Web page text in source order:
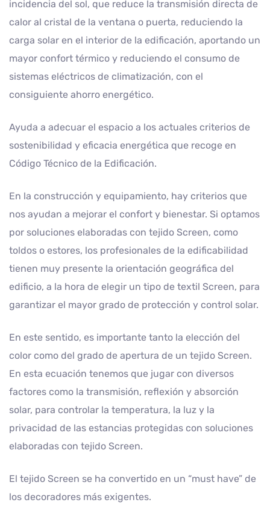
incidencia del sol, que reduce la transmisión directa de
calor al cristal de la ventana o puerta, reduciendo la
carga solar en el interior de la edificación, aportando un
mayor confort térmico y reduciendo el consumo de
sistemas eléctricos de climatización, con el
consiguiente ahorro energético.
Ayuda a adecuar el espacio a los actuales criterios de
sostenibilidad y eficacia energética que recoge en
Código Técnico de la Edificación.
En la construcción y equipamiento, hay criterios que
nos ayudan a mejorar el confort y bienestar. Si optamos
por soluciones elaboradas con tejido Screen, como
toldos o estores, los profesionales de la edificabilidad
tienen muy presente la orientación geográfica del
edificio, a la hora de elegir un tipo de textil Screen, para
garantizar el mayor grado de protección y control solar.
En este sentido, es importante tanto la elección del
color como del grado de apertura de un tejido Screen.
En esta ecuación tenemos que jugar con diversos
factores como la transmisión, reflexión y absorción
solar, para controlar la temperatura, la luz y la
privacidad de las estancias protegidas con soluciones
elaboradas con tejido Screen.
El tejido Screen se ha convertido en un “must have” de
los decoradores más exigentes.